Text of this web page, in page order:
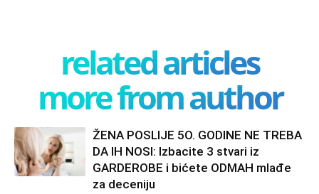
related articles
more from author
ŽENA POSLIJE 5O. GODINE NE TREBA
DA IH NOSI: Izbacite 3 stvari iz
GARDEROBE i bićete ODMAH mlađe
za deceniju